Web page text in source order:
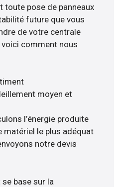
toute pose de panneaux
future que vous
de votre centrale
voici comment nous
moyen et
l’énergie produite
matériel le plus adéquat
notre devis
base sur la